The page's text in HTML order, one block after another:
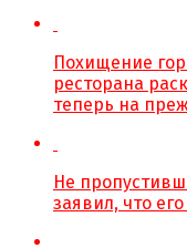
Похищение
ресторана
теперь на
Не
заявил, что